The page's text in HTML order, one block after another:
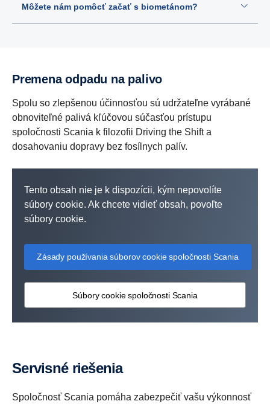
Môžete nám pomôcť začať s biometánom?
Premena odpadu na palivo
Spolu so zlepšenou účinnosťou sú udržateľne vyrábané
obnoviteľné palivá kľúčovou súčasťou prístupu
spoločnosti Scania k filozofii Driving the Shift a
dosahovaniu dopravy bez fosílnych palív.
Tento obsah nie je k dispozícii, kým nepovolíte
súbory cookie. Ak chcete vidieť obsah, povoľte
súbory cookie.
Zásady používania súborov cookie spoločnosti Scania
Súbory cookie spoločnosti Scania
Servisné riešenia
Spoločnosť Scania pomáha zabezpečiť vašu výkonnosť